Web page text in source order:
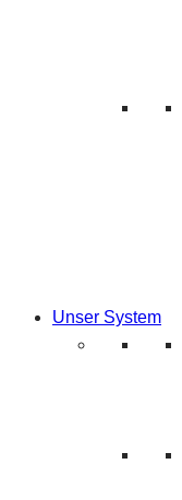
Unser System